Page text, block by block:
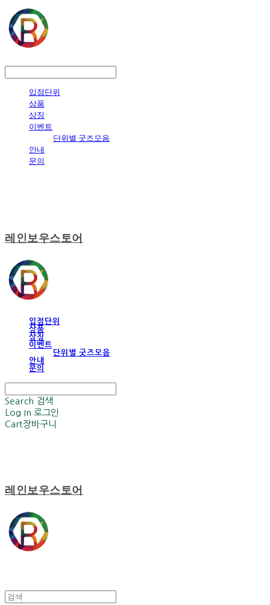
입점단위
상품
상징
이벤트
단위별 굿즈모음
안내
문의
레인보우스토어
입점단위
상품
상징
이벤트
단위별 굿즈모음
안내
문의
Search 검색
Log In 로그인
Cart장바구니
레인보우스토어